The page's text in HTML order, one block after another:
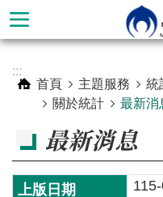
跳到主要內容區塊
階
:::
首頁
主題服務 統
關於統計
最新消
最新消息